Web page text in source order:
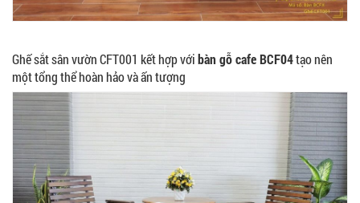
Ghế sắt sân vườn CFT001 kết hợp vớibàn gỗ cafe BCF04tạo nên
một tổng thể hoàn hảo và ấn tượng